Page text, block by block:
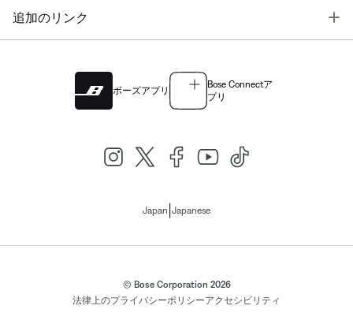
追加のリンク
ボーズアプリ
Bose Connectア
プリ
Japan Japanese
© Bose Corporation 2026
法律上のプライバシーポリシーアクセシビリティ